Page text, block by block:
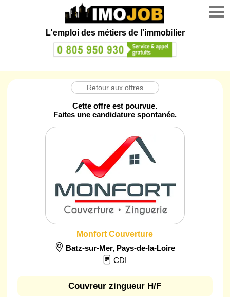
L'emploi des métiers de l'immobilier
Retour aux offres
Cette offre est pourvue.
Faites une candidature spontanée.
Monfort Couverture
Batz-sur-Mer, Pays-de-la-Loire
CDI
Couvreur zingueur H/F